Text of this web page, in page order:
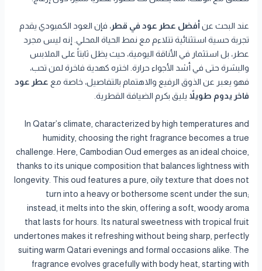
عند البحث عن أفضل عطر عود في قطر، فإن العود الكمبودي يقدم
تجربة حسية استثنائية تتلاءم مع نمط الحياة المحلي. إنه ليس مجرد
عطر، بل استثمار في الأناقة اليومية، حيث يظل ثابتاً على الملابس
والبشرة حتى في أشد الأجواء حرارة. اختره كهدية فاخرة لمن تحب،
فهو يعبر عن الذوق الرفيع والاهتمام بالتفاصيل، خاصة مع عطر عود
فاخر يدوم طويلاً يليق بكرم الضيافة القطرية.
In Qatar’s climate, characterized by high temperatures and
humidity, choosing the right fragrance becomes a true
challenge. Here, Cambodian Oud emerges as an ideal choice,
thanks to its unique composition that balances lightness with
longevity. This oud features a pure, oily texture that does not
turn into a heavy or bothersome scent under the sun;
instead, it melts into the skin, offering a soft, woody aroma
that lasts for hours. Its natural sweetness with tropical fruit
undertones makes it refreshing without being sharp, perfectly
suiting warm Qatari evenings and formal occasions alike. The
fragrance evolves gracefully with body heat, starting with